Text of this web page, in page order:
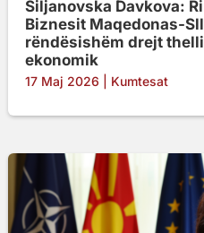
Siljanovska Davkova:
Biznesit Maqedonas-
rëndësishëm drejt
ekonomik
17 Maj 2026 Kumtesat